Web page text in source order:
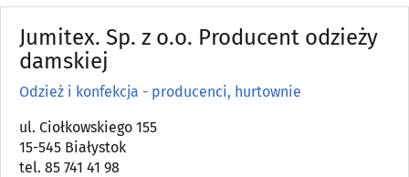
Archiwizacja dokumentów(3)
Astrologia, wróżby, ezoteryka
Automatyka przemysłowa
Bielizna - producenci, hurtownie
Jumitex. Sp. z o.o. Producent odzieży
damskiej
Odzież i konfekcja - producenci, hurtownie
ul. Ciołkowskiego 155
15-545 Białystok
tel. 85 741 41 98